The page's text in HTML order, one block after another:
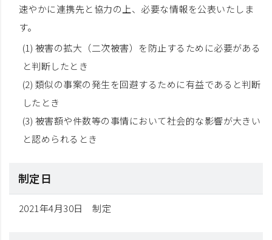
速やかに連携先と協力の上、必要な情報を公表いたしま
す。
(1) 被害の拡大（二次被害）を防止するために必要がある
と判断したとき
(2) 類似の事案の発生を回避するために有益であると判断
したとき
(3) 被害額や件数等の事情において社会的な影響が大きい
と認められるとき
制定日
2021年4月30日 制定